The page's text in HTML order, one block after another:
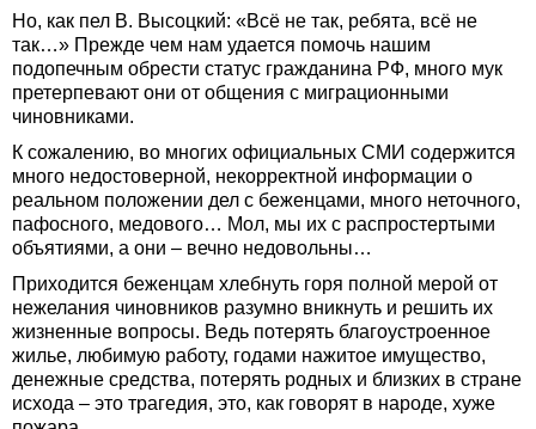
Но, как пел В. Высоцкий: «Всё не так, ребята, всё не
так…» Прежде чем нам удается помочь нашим
подопечным обрести статус гражданина РФ, много мук
претерпевают они от общения с миграционными
чиновниками.
К сожалению, во многих официальных СМИ содержится
много недостоверной, некорректной информации о
реальном положении дел с беженцами, много неточного,
пафосного, медового… Мол, мы их с распростертыми
объятиями, а они – вечно недовольны…
Приходится беженцам хлебнуть горя полной мерой от
нежелания чиновников разумно вникнуть и решить их
жизненные вопросы. Ведь потерять благоустроенное
жилье, любимую работу, годами нажитое имущество,
денежные средства, потерять родных и близких в стране
исхода – это трагедия, это, как говорят в народе, хуже